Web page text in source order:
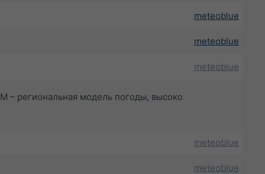
meteoblue
meteoblue
meteoblue
– региональная модель погоды, высоко
meteoblue
meteoblue